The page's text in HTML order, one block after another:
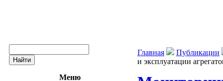
Меню
Главная
Публикации
и эксплуатации